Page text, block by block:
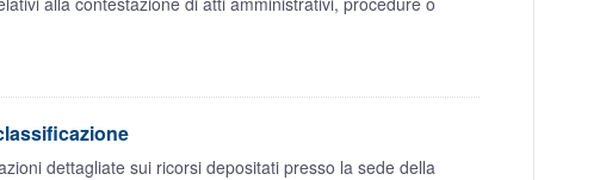
dettagliate sui ricorsi depositati presso la sede della